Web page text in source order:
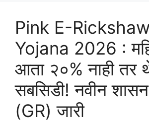
Pink E-Rickshaw
Yojana 2026 :
आता २०% नाही तर
सबसिडी! नवीन शासन
(GR) जारी